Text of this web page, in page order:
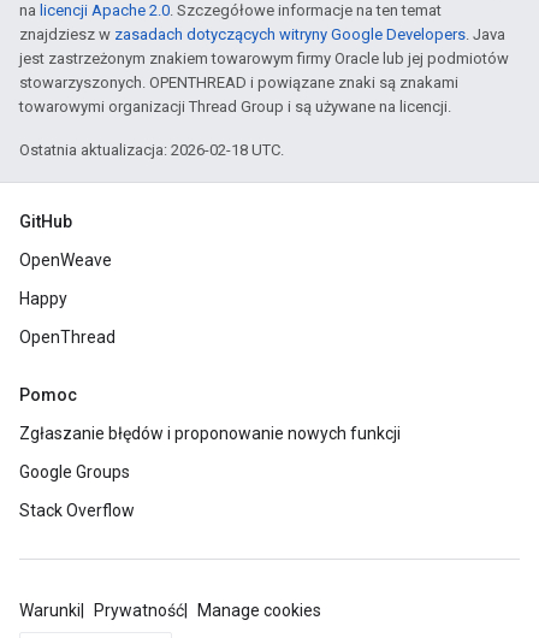
na licencji Apache 2.0. Szczegółowe informacje na ten temat
znajdziesz w zasadach dotyczących witryny Google Developers. Java
jest zastrzeżonym znakiem towarowym firmy Oracle lub jej podmiotów
stowarzyszonych. OPENTHREAD i powiązane znaki są znakami
towarowymi organizacji Thread Group i są używane na licencji.
Ostatnia aktualizacja: 2026-02-18 UTC.
GitHub
OpenWeave
Happy
OpenThread
Pomoc
Zgłaszanie błędów i proponowanie nowych funkcji
Google Groups
Stack Overflow
Warunki Prywatność Manage cookies